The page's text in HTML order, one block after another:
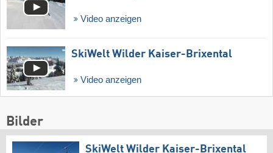
Video anzeigen
SkiWelt Wilder Kaiser-Brixental
Video anzeigen
Bilder
SkiWelt Wilder Kaiser-Brixental